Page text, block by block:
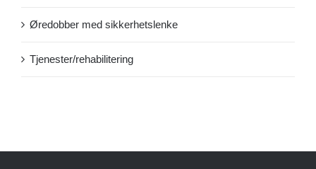
Øredobber med sikkerhetslenke
Tjenester/rehabilitering